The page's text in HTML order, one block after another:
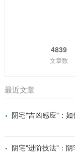
4839
文章数
最近文章
阴宅"吉凶感应"：
阴宅"进阶技法"：